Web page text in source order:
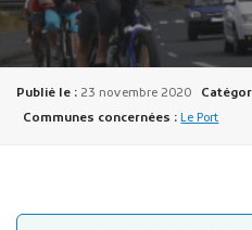
Publié le : 23 novembre 2020
Communes concernées : Le Port